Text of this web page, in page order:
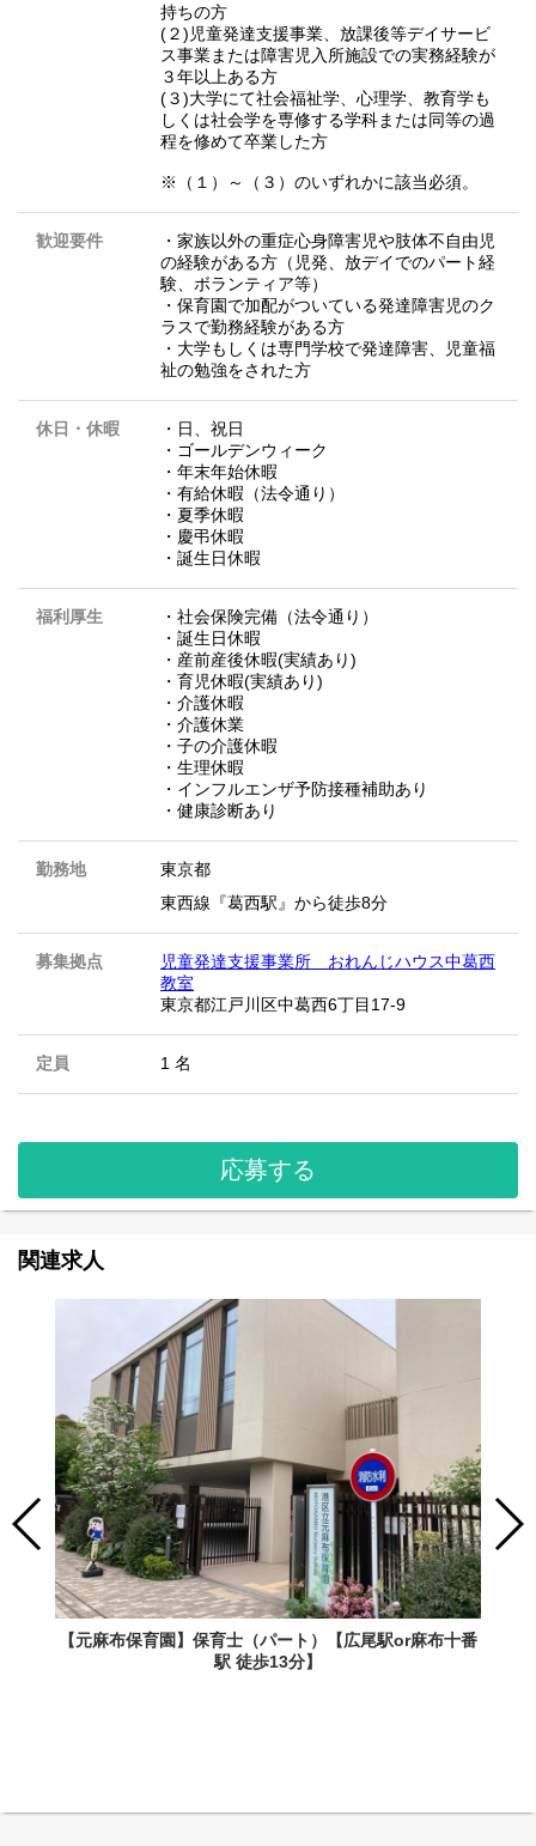
持ちの方
(２)児童発達支援事業、放課後等デイサービ
ス事業または障害児入所施設での実務経験が
３年以上ある方
(３)大学にて社会福祉学、心理学、教育学も
しくは社会学を専修する学科または同等の過
程を修めて卒業した方
※（１）～（３）のいずれかに該当必須。
歓迎要件
・家族以外の重症心身障害児や肢体不自由児
の経験がある方（児発、放デイでのパート経
験、ボランティア等）
・保育園で加配がついている発達障害児のク
ラスで勤務経験がある方
・大学もしくは専門学校で発達障害、児童福
祉の勉強をされた方
休日・休暇
・日、祝日
・ゴールデンウィーク
・年末年始休暇
・有給休暇（法令通り）
・夏季休暇
・慶弔休暇
・誕生日休暇
福利厚生
・社会保険完備（法令通り）
・誕生日休暇
・産前産後休暇(実績あり)
・育児休暇(実績あり)
・介護休暇
・介護休業
・子の介護休暇
・生理休暇
・インフルエンザ予防接種補助あり
・健康診断あり
勤務地
東京都
東西線『葛西駅』から徒歩8分
募集拠点
児童発達支援事業所 おれんじハウス中葛西
教室
東京都江戸川区中葛西6丁目17-9
定員 1 名
応募する
関連求人
【元麻布保育園】保育士（パート）【広尾駅or麻布十番
駅 徒歩13分】